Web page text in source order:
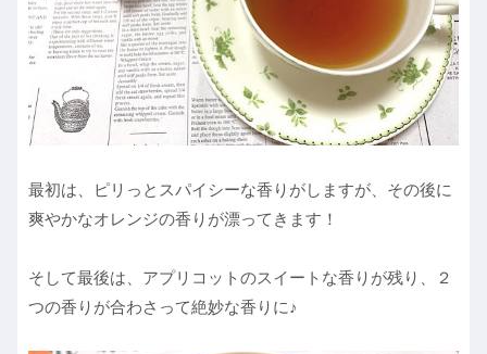
最初は、ピリっとスパイシーな香りがしますが、その後に
爽やかなオレンジの香りが漂ってきます！
そして最後は、アプリコットのスイートな香りが残り、２
つの香りが合わさって絶妙な香りに♪